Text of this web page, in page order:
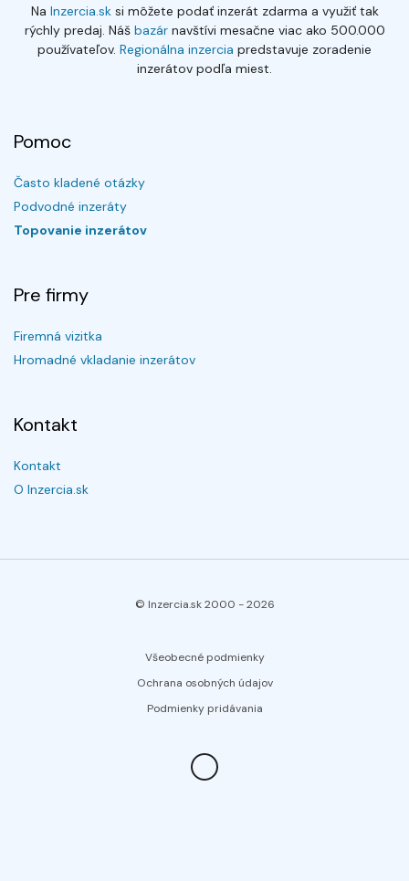
Na Inzercia.sksi môžete podať inzerát zdarma a využiť tak
rýchly predaj. Náš bazárnavštívi mesačne viac ako 500.000
používateľov. Regionálna inzercia predstavuje zoradenie
inzerátov podľa miest.
Pomoc
Často kladené otázky
Podvodné inzeráty
Topovanie inzerátov
Pre firmy
Firemná vizitka
Hromadné vkladanie inzerátov
Kontakt
Kontakt
O Inzercia.sk
© Inzercia.sk 2000 -2026
Všeobecné podmienky
Ochrana osobných údajov
Podmienky pridávania